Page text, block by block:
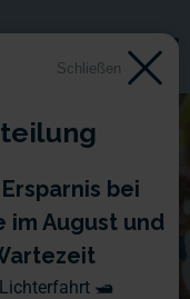
Schließen
bei
im August und
🛥️